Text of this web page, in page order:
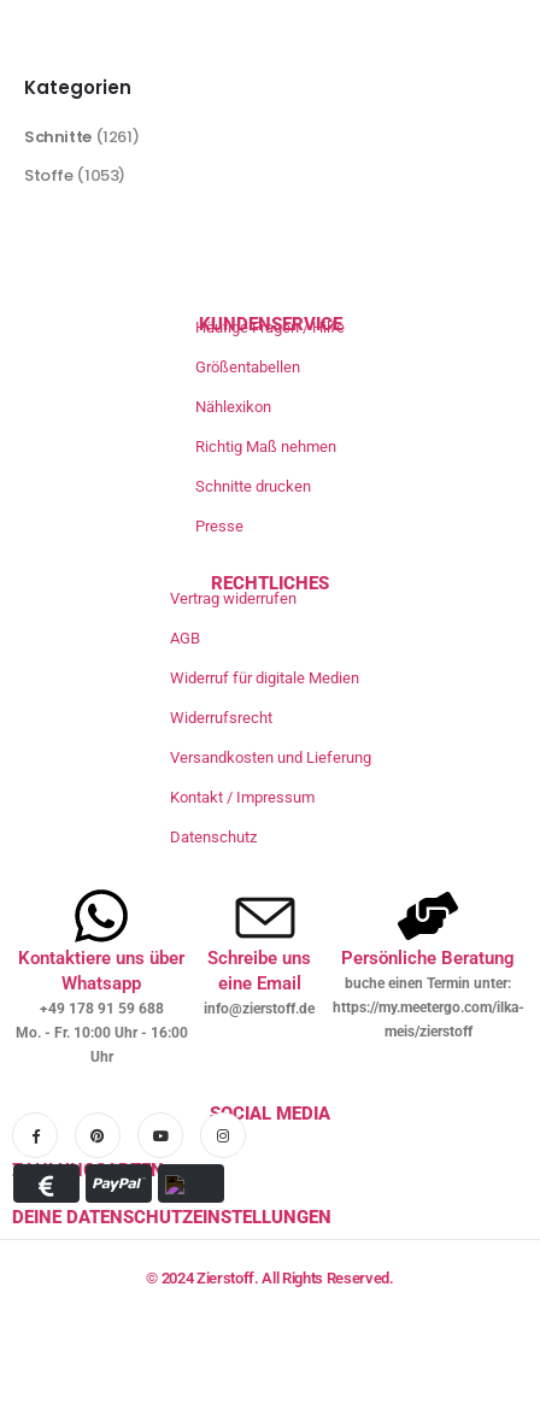
Kategorien
Schnitte (1261)
Stoffe (1053)
KUNDENSERVICE
Häufige Fragen / Hilfe
Größentabellen
Nählexikon
Richtig Maß nehmen
Schnitte drucken
Presse
RECHTLICHES
Vertrag widerrufen
AGB
Widerruf für digitale Medien
Widerrufsrecht
Versandkosten und Lieferung
Kontakt / Impressum
Datenschutz
Kontaktiere uns über
Whatsapp
+49 178 91 59 688
Mo. - Fr. 10:00 Uhr - 16:00
Uhr
Schreibe uns
eine Email
info@zierstoff.de
Persönliche Beratung
buche einen Termin unter:
https://my.meetergo.com/ilka-
meis/zierstoff
SOCIAL MEDIA
ZAHLUNGSARTEN
DEINE DATENSCHUTZEINSTELLUNGEN
© 2024 Zierstoff. All Rights Reserved.